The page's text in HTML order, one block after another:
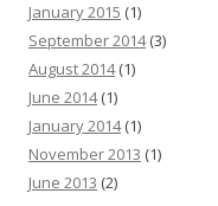
January 2015 (1)
September 2014(3)
August 2014(1)
June 2014(1)
January 2014(1)
November 2013 (1)
June 2013 (2)